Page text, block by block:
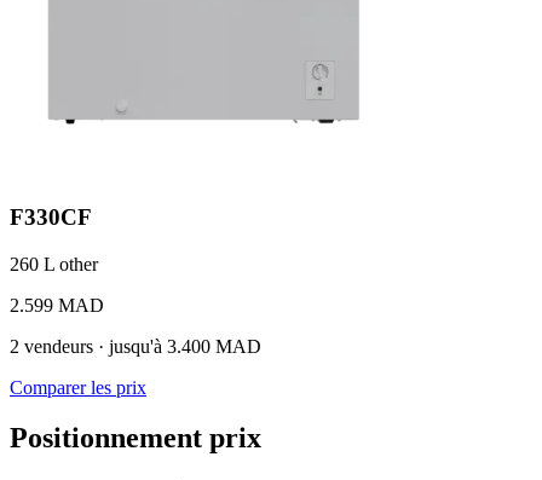
F330CF
260 L other
2.599 MAD
2 vendeurs · jusqu'à 3.400 MAD
Comparer les prix
Positionnement prix